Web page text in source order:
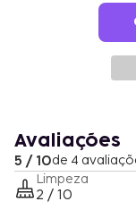
Avaliações
5 / 10de 4
Limpeza
2 / 10